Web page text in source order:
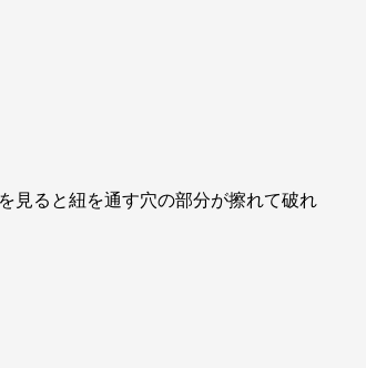
見ると紐を通す穴の部分が擦れて破れ